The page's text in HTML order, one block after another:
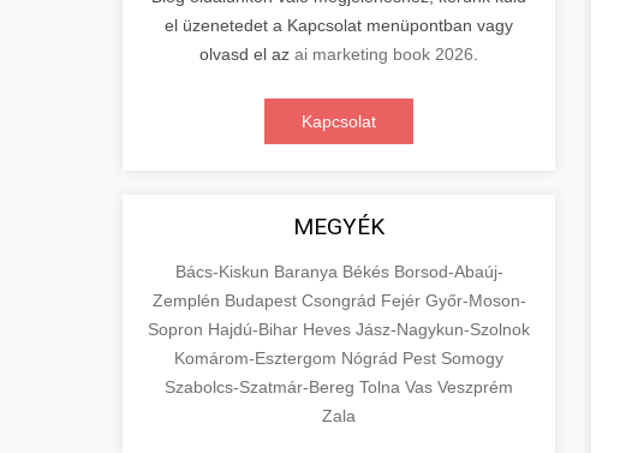
el üzenetedet a Kapcsolat menüpontban vagy
olvasd el az ai marketing book 2026
Kapcsolat
MEGYÉK
Bács-Kiskun Baranya Békés Borsod-Abaúj-
Zemplén Budapest Csongrád Fejér Győr-Moson-
Sopron Hajdú-Bihar Heves Jász-Nagykun-Szolnok
Komárom-Esztergom Nógrád Pest Somogy
Szabolcs-Szatmár-Bereg Tolna Vas Veszprém
Zala